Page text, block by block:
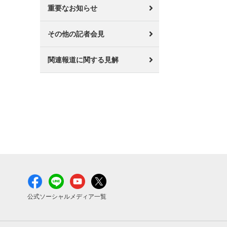
重要なお知らせ
その他の記者会見
関連報道に関する見解
公式ソーシャルメディア一覧